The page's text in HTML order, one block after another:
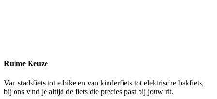
Ruime Keuze
Van stadsfiets tot e-bike en van kinderfiets tot elektrische bakfiets,
bij ons vind je altijd de fiets die precies past bij jouw rit.